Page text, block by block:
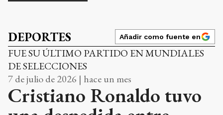
DEPORTES Añadir como fuente en
FUE SU ÚLTIMO PARTIDO EN MUNDIALES
DE SELECCIONES
7 de julio de 2026 | hace un mes
Cristiano Ronaldo tuvo